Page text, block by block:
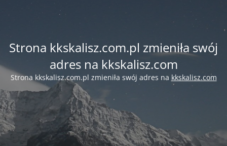
Strona kkskalisz.com.pl zmieniła swój
adres na kkskalisz.com
Strona kkskalisz.com.pl zmieniła swój adres na kkskalisz.com